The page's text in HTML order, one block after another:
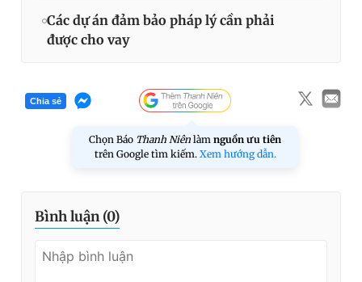
Các dự án đảm bảo pháp lý cần phải
được cho vay
Chia sẻ
Chọn Báo Thanh Niên làm nguồn ưu tiên
trên Google tìm kiếm. Xem hướng dẫn.
Bình luận (0)